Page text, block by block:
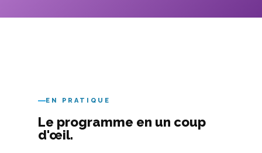
EN PRATIQUE
Le programme en un coup
d'œil.